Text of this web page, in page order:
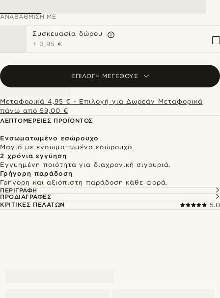
ΑΝΑΒΆΘΜΙΣΗ ΜΕ
Συσκευασία δώρου
+ 3,95 €
ΕΠΙΛΟΓΉ ΜΕΓΈΘΟΥΣ
Μεταφορικά 4,95 € - Επιλογή για Δωρεάν Μεταφορικά
πάνω από 59,00 €
ΛΕΠΤΟΜΈΡΕΙΕΣ ΠΡΟΪΌΝΤΟΣ
Ενσωματωμένο εσώρουχο
Μαγιό με ενσωματωμένο εσώρουχο
2 χρόνια εγγύηση
Εγγυημένη ποιότητα για διαχρονική σιγουριά.
Γρήγορη παράδοση
Γρήγορη και αξιόπιστη παράδοση κάθε φορά.
ΠΕΡΙΓΡΑΦΉ
ΠΡΟΔΙΑΓΡΑΦΈΣ
ΚΡΙΤΙΚΈΣ ΠΕΛΑΤΏΝ
5.0